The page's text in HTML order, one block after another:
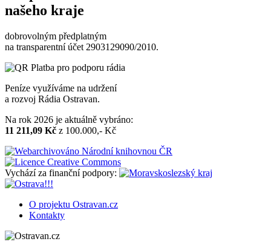
našeho kraje
dobrovolným předplatným
na transparentní účet 2903129090/2010.
Peníze využíváme na udržení
a rozvoj Rádia Ostravan.
Na rok 2026 je aktuálně vybráno:
11 211,09 Kč z 100.000,- Kč
Vychází za finanční podpory:
O projektu Ostravan.cz
Kontakty